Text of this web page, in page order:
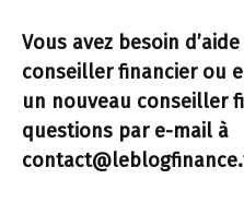
Vous avez besoin
conseiller financier ou
un nouveau conseiller
questions par e-mail à